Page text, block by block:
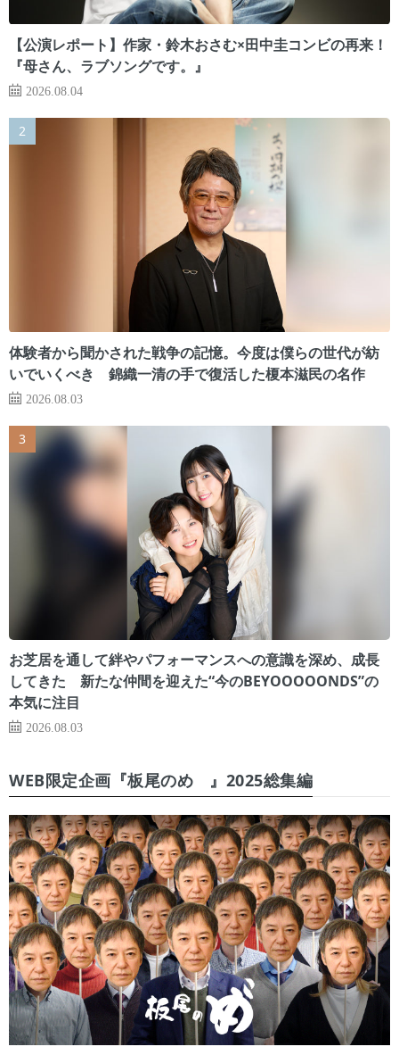
【公演レポート】作家・鈴木おさむ×田中圭コンビの再来！
『母さん、ラブソングです。』
2026.08.04
体験者から聞かされた戦争の記憶。今度は僕らの世代が紡
いでいくべき 錦織一清の手で復活した榎本滋民の名作
2026.08.03
お芝居を通して絆やパフォーマンスへの意識を深め、成長
してきた 新たな仲間を迎えた“今のBEYOOOOONDS”の
本気に注目
2026.08.03
WEB限定企画『板尾のめ゙』2025総集編